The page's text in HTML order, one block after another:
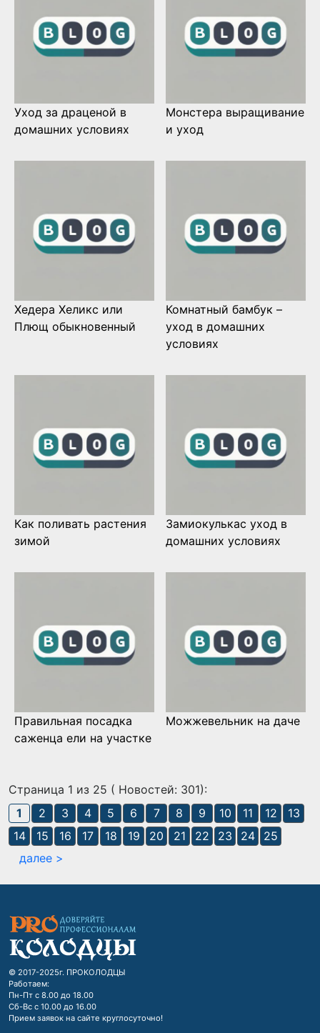
Уход за драценой в
домашних условиях
Монстера выращивание
и уход
Хедера Хеликс или
Плющ обыкновенный
Комнатный бамбук –
уход в домашних
условиях
Как поливать растения
зимой
Замиокулькас уход в
домашних условиях
Правильная посадка
саженца ели на участке
Можжевельник на даче
Страница 1 из 25 ( Новостей: 301):
1
2 3 4 5 6 7 8 9 10 11 12
13
14
15 16 17 18 19 20 21 22 23 24
25
далее >
© 2017-2025г. ПРОКОЛОДЦЫ
Работаем:
Пн-Пт с 8.00 до 18.00
Сб-Вс с 10.00 до 16.00
Прием заявок на сайте круглосуточно!